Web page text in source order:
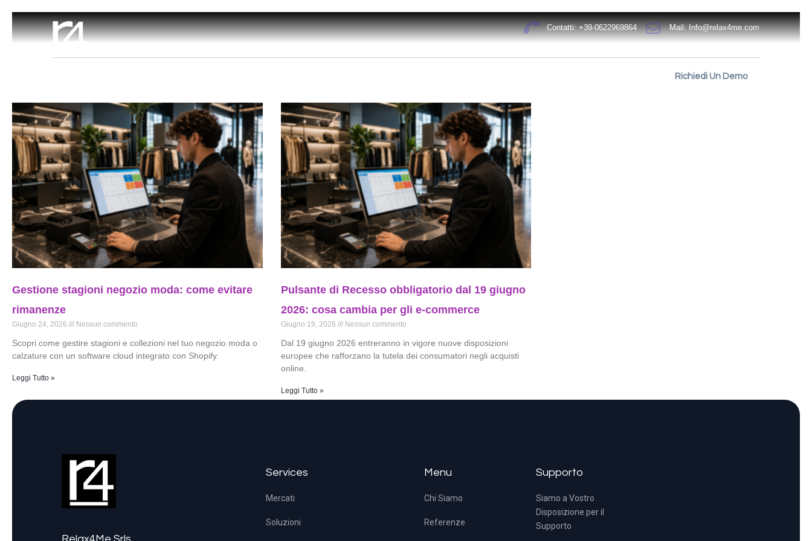
Contatti: +39-0622969864 Mail:Info@relax4me.com
Richiedi Un Demo
Gestione stagioni negozio moda: come evitare
rimanenze
Giugno 24, 2026 Nessun commento
Scopri come gestire stagioni e collezioni nel tuo negozio moda o
calzature con un software cloud integrato con Shopify.
Leggi Tutto »
Pulsante di Recesso obbligatorio dal 19 giugno
2026: cosa cambia per gli e-commerce
Giugno 19, 2026 Nessun commento
Dal 19 giugno 2026 entreranno in vigore nuove disposizioni
europee che rafforzano la tutela dei consumatori negli acquisti
online.
Leggi Tutto »
Relax4Me Srls
Services
Mercati
Soluzioni
Menu
Chi Siamo
Referenze
Supporto
Siamo a Vostro
Disposizione per il
Supporto